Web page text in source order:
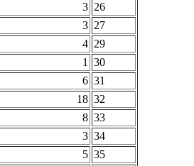
3 26
3 27
4 29
1
30
6 31
18 32
8 33
3 34
5 35